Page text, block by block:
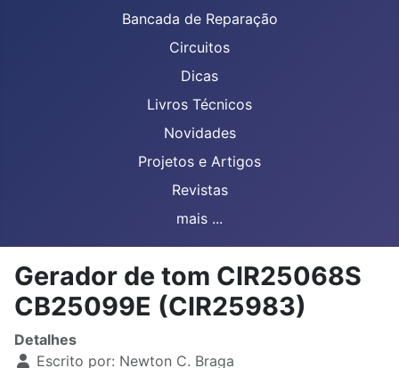
Bancada de Reparação
Circuitos
Dicas
Livros Técnicos
Novidades
Projetos e Artigos
Revistas
mais ...
Gerador de tom CIR25068S
CB25099E (CIR25983)
Detalhes
Escrito por: Newton C. Braga